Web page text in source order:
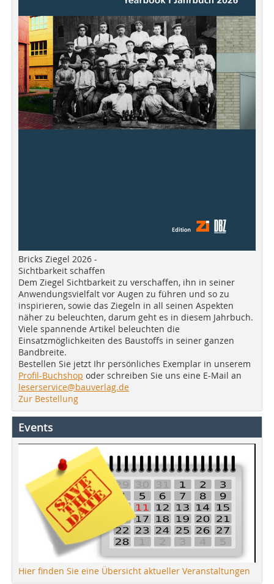
Bricks Ziegel 2026 -
Sichtbarkeit schaffen
Dem Ziegel Sichtbarkeit zu verschaffen, ihn in seiner
Anwendungsvielfalt vor Augen zu führen und so zu
inspirieren, sowie das Ziegeln in all seinen Aspekten
näher zu beleuchten, darum geht es in diesem Jahrbuch.
Viele spannende Artikel beleuchten die
Einsatzmöglichkeiten des Baustoffs in seiner ganzen
Bandbreite.
Bestellen Sie jetzt Ihr persönliches Exemplar in unserem
Profil-Buchshop oder schreiben Sie uns eine E-Mail an
leserservice@bauverlag.de
Zur Bestellung
Events
Hier finden Sie eine Übersicht aktueller Veranstaltungen